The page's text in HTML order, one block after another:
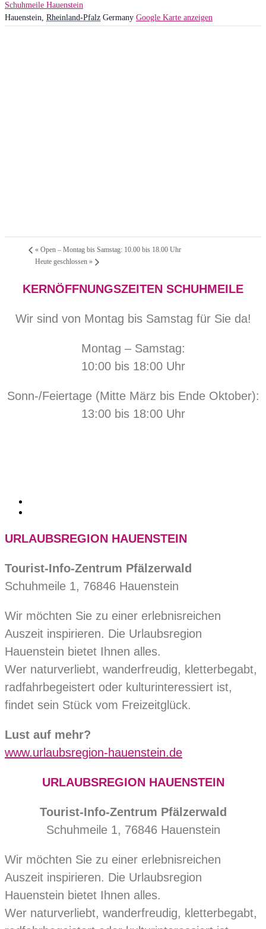
Schuhmeile Hauenstein
Hauenstein, Rheinland-Pfalz Germany Google Karte anzeigen
« Open – Montag bis Samstag: 10.00 bis 18.00 Uhr
Heute geschlossen »
KERNÖFFNUNGSZEITEN SCHUHMEILE
Wir sind von Montag bis Samstag für Sie da!
Montag – Samstag:
10:00 bis 18:00 Uhr
Sonn-/Feiertage (Mitte März bis Ende Oktober):
13:00 bis 18:00 Uhr
URLAUBSREGION HAUENSTEIN
Tourist-Info-Zentrum Pfälzerwald
Schuhmeile 1, 76846 Hauenstein
Wir möchten Sie zu einer erlebnisreichen
Auszeit inspirieren. Die Urlaubsregion
Hauenstein bietet Ihnen alles.
Wer naturverliebt, wanderfreudig, kletterbegabt,
radfahrbegeistert oder kulturinteressiert ist,
findet sein Stück vom Freizeitglück.
Lust auf mehr?
www.urlaubsregion-hauenstein.de
URLAUBSREGION HAUENSTEIN
Tourist-Info-Zentrum Pfälzerwald
Schuhmeile 1, 76846 Hauenstein
Wir möchten Sie zu einer erlebnisreichen
Auszeit inspirieren. Die Urlaubsregion
Hauenstein bietet Ihnen alles.
Wer naturverliebt, wanderfreudig, kletterbegabt,